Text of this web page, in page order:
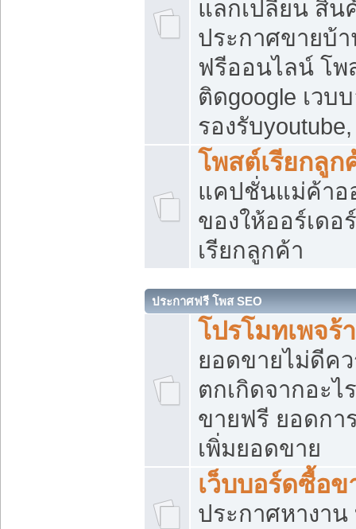
แลกเปลี่ยน สิน
ประกาศขายบ้
ฟรีออนไลน์ โพ
ติดgoogle เวบ
รองรับ
โพสต์เรียกลูก
แคปชั่นแม่ค้าอ
ของให้ออร์เดอ
เรียกลูกค้า
ประกาศฟรี โพส SEO
โปรโมทเพจร้
ยอดขายไม่ดีค
ตกเกิดจากอะไ
ขายฟรี ยอดกา
เพิ่มยอดขาย
เว็บบอร์ดซื้อข
ประกาศหางาน